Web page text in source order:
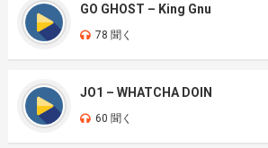
GO GHOST – King Gnu
78 聞く
JO1 – WHATCHA DOIN
60 聞く